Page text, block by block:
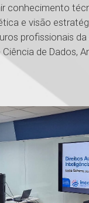
conhecimento
e visão
profissionais da
de Dados,